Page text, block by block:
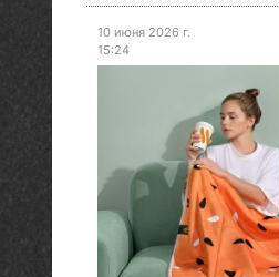
10 июня 2026 г.
15:24